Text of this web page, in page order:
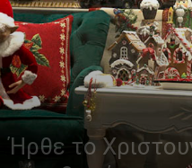
Ήρθε το